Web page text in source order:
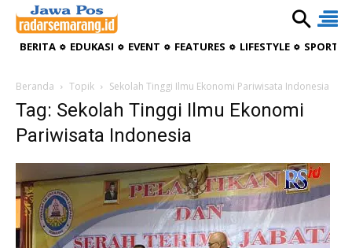
BERITA EDUKASI EVENT FEATURES LIFESTYLE
Beranda Topik Sekolah Tinggi Ilmu Ekonomi Pariwisata Indonesia
Tag: Sekolah Tinggi Ilmu Ekonomi
Pariwisata Indonesia